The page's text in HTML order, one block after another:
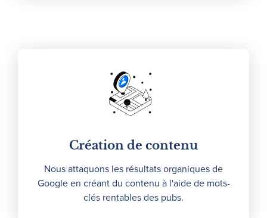
Création de contenu
Nous attaquons les résultats organiques de
Google en créant du contenu à l'aide de mots-
clés rentables des pubs.